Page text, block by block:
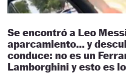
Se encontró a Leo
aparcamiento… y
conduce: no es un
Lamborghini y esto es